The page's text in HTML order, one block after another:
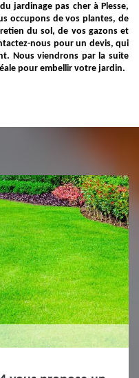
jardinage pas cher à Plesse,
occupons de vos plantes, de
du sol, de vos gazons et
nous pour un devis, qui
Nous viendrons par la suite
pour embellir votre jardin.